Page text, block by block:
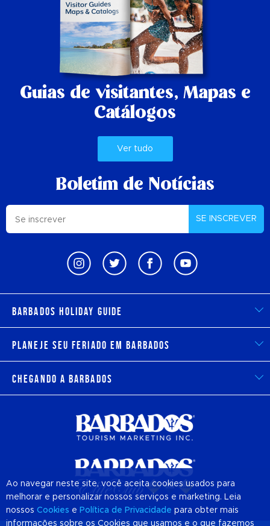
Guias de visitantes, Mapas e
Catálogos
Ver tudo
Boletim de Notícias
SE INSCREVER
Barbados Holiday Guide
Planeje seu feriado em Barbados
Chegando a Barbados
Ao navegar neste site, você aceita cookies usados para
melhorar e personalizar nossos serviços e marketing. Leia
nossos Cookies e Política de Privacidade para obter mais
informações sobre os Cookies que usamos e o que fazemos